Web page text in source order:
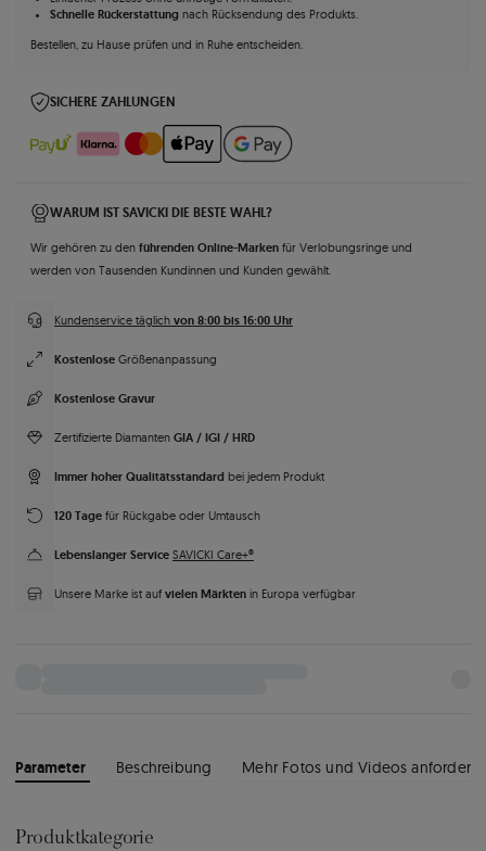
Schnelle Rückerstattungnach Rücksendung des Produkts.
Bestellen, zu Hause prüfen und in Ruhe entscheiden.
SICHERE ZAHLUNGEN
WARUM IST SAVICKI DIE BESTE WAHL?
Wir gehören zu den führenden Online-Marken für Verlobungsringe und
werden von Tausenden Kundinnen und Kunden gewählt.
Kundenservice täglich von 8:00 bis 16:00 Uhr
Kostenlose Größenanpassung
Kostenlose Gravur
Zertifizierte Diamanten GIA / IGI / HRD
Immer hoher Qualitätsstandard bei jedem Produkt
120 Tage für Rückgabe oder Umtausch
Lebenslanger Service SAVICKI Care+®
Unsere Marke ist auf vielen Märkten in Europa verfügbar
Parameter Beschreibung Mehr Fotos und Videos anfordern
Produktkategorie